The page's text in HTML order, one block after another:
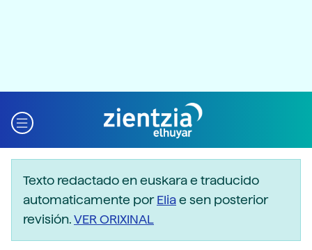
Texto redactado en euskara e traducido
automaticamente porEliae sen posterior
revisión.VER ORIXINAL